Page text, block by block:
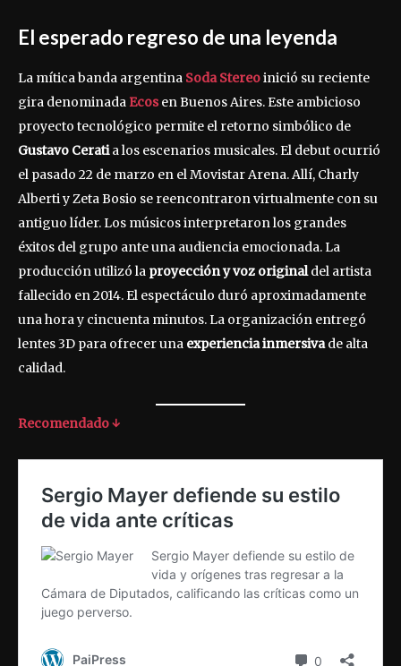
El esperado regreso de una leyenda
La mítica banda argentina Soda Stereoinició su reciente
gira denominadaEcos en Buenos Aires. Este ambicioso
proyecto tecnológico permite el retorno simbólico de
Gustavo Ceratia los escenarios musicales. El debut ocurrió
el pasado 22 de marzo en el Movistar Arena. Allí, Charly
Alberti y Zeta Bosio se reencontraron virtualmente con su
antiguo líder. Los músicos interpretaron los grandes
éxitos del grupo ante una audiencia emocionada. La
producción utilizó la proyección y voz originaldel artista
fallecido en 2014. El espectáculo duró aproximadamente
una hora y cincuenta minutos. La organización entregó
lentes 3D para ofrecer una experiencia inmersivade alta
calidad.
Recomendado ↓